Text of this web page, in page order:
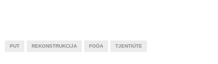
PUT REKONSTRUKCIJA FOÖA TJENTIÜTE